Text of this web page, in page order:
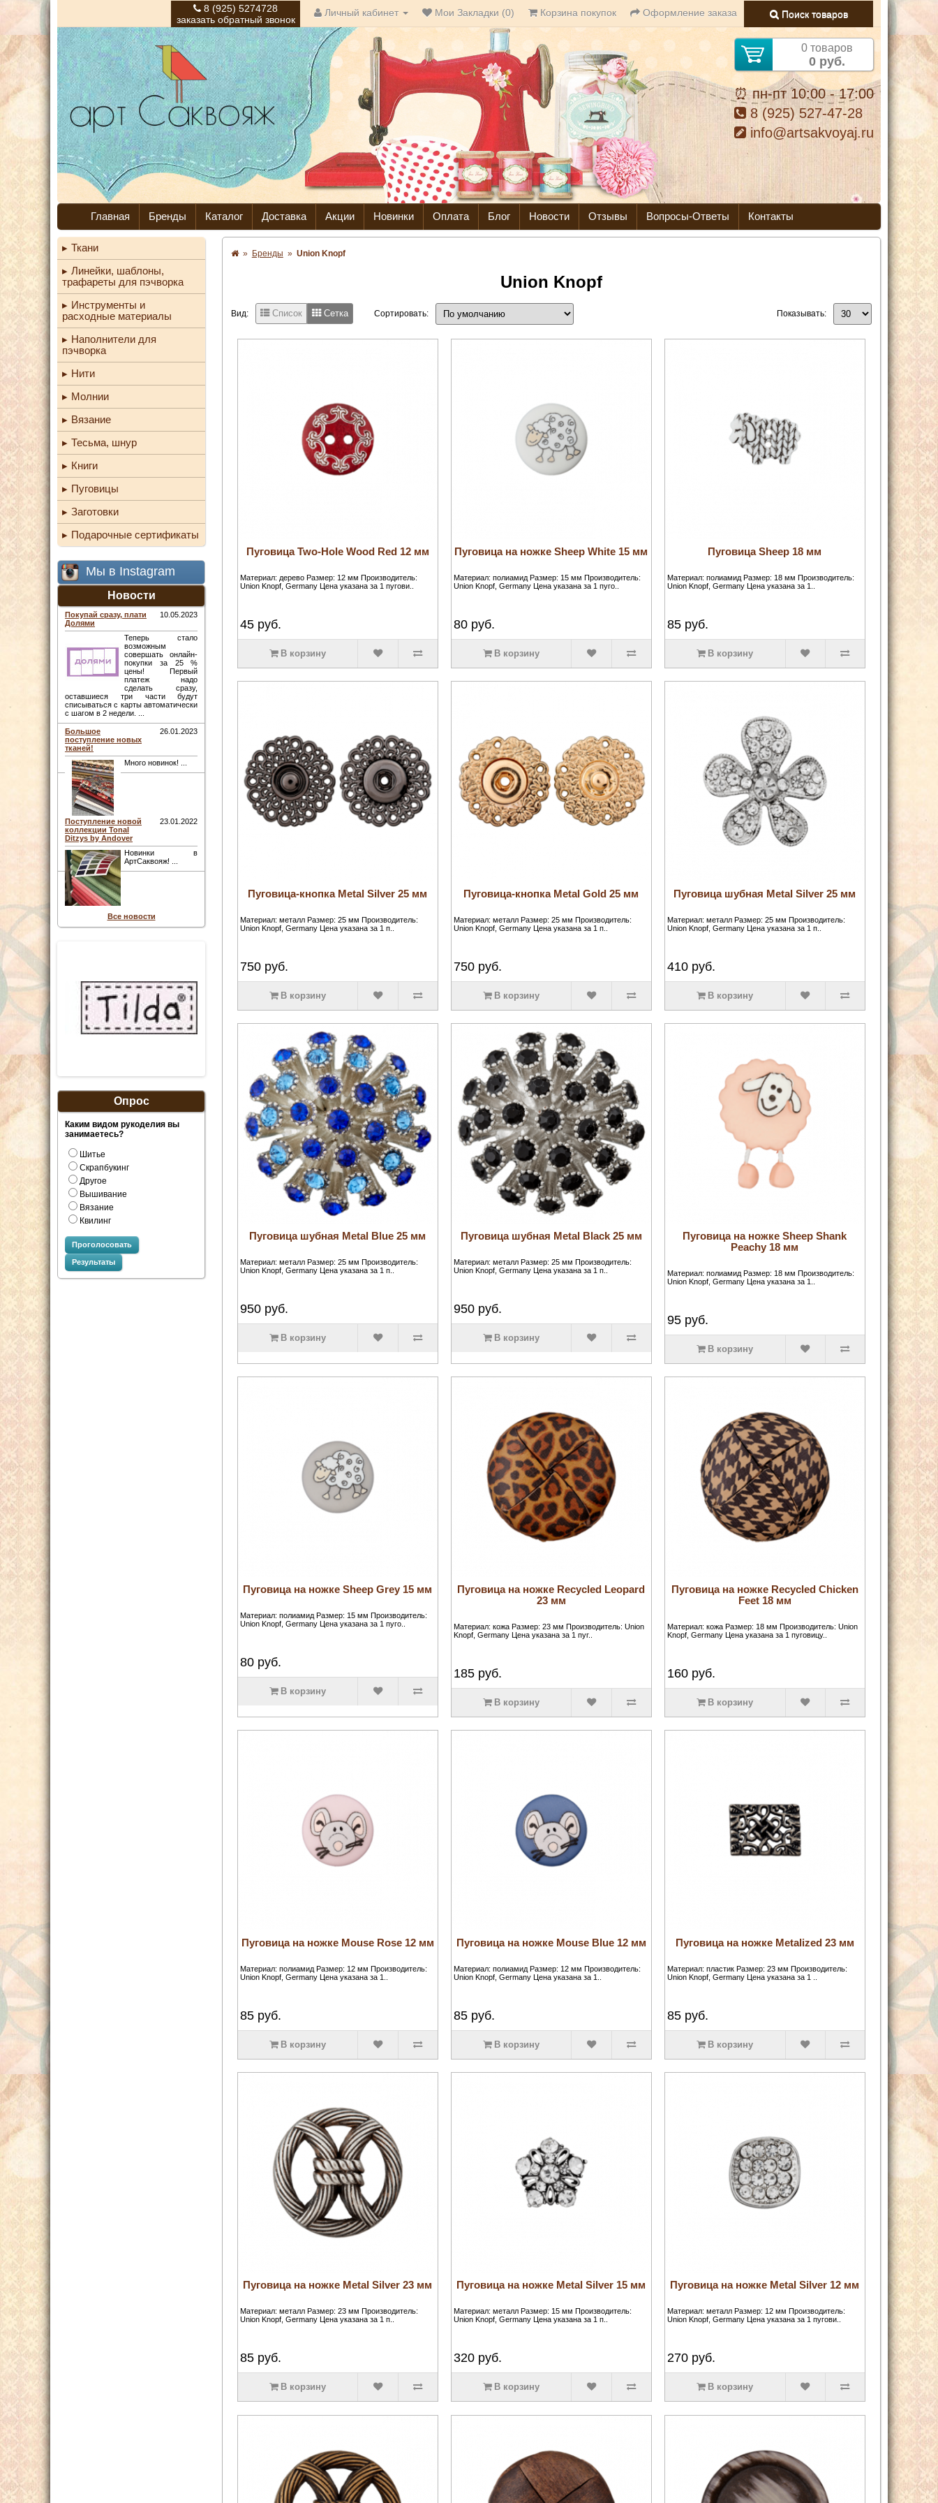
8 (925) 5274728
заказать обратный звонок
Личный кабинет Мои Закладки (0) Корзина покупок Оформление заказа Поиск товаров
0 товаров
0 руб.
⏰ пн-пт 10:00 - 17:00
8 (925) 527-47-28
info@artsakvoyaj.ru
Главная Бренды Каталог Доставка Акции Новинки Оплата Блог Новости Отзывы Вопросы-Ответы Контакты
Ткани
Линейки, шаблоны,
трафареты для пэчворка
Инструменты и
расходные материалы
Наполнители для
пэчворка
Нити
Молнии
Вязание
Тесьма, шнур
Книги
Пуговицы
Заготовки
Подарочные сертификаты
Мы в Instagram
Новости
Покупай сразу, плати
Долями
10.05.2023
Теперь стало
возможным
совершать онлайн-
покупки за 25 %
цены! Первый
платеж надо
сделать сразу,
оставшиеся три части будут
списываться с карты автоматически
с шагом в 2 недели. ...
Большое
поступление новых
тканей!
26.01.2023
Много новинок! ...
Поступление новой
коллекции Tonal
Ditzys by Andover
23.01.2022
Новинки в
АртСаквояж! ...
Все новости
Опрос
Каким видом рукоделия вы
занимаетесь?
Шитье
Скрапбукинг
Другое
Вышивание
Вязание
Квилинг
Проголосовать
Результаты
» Бренды » Union Knopf
Union Knopf
Вид: Список Сетка Сортировать: Показывать:
Пуговица Two-Hole Wood Red 12 мм
Материал: дерево Размер: 12 мм Производитель:
Union Knopf, Germany Цена указана за 1 пугови..
45руб.
В корзину
Пуговица на ножке Sheep White 15 мм
Материал: полиамид Размер: 15 мм Производитель:
Union Knopf, Germany Цена указана за 1 пуго..
80 руб.
В корзину
Пуговица Sheep 18 мм
Материал: полиамид Размер: 18 мм Производитель:
Union Knopf, Germany Цена указана за 1..
85 руб.
В корзину
Пуговица-кнопка Metal Silver 25 мм
Материал: металл Размер: 25 мм Производитель:
Union Knopf, Germany Цена указана за 1 п..
750руб.
В корзину
Пуговица-кнопка Metal Gold 25 мм
Материал: металл Размер: 25 мм Производитель:
Union Knopf, Germany Цена указана за 1 п..
750 руб.
В корзину
Пуговица шубная Metal Silver 25 мм
Материал: металл Размер: 25 мм Производитель:
Union Knopf, Germany Цена указана за 1 п..
410 руб.
В корзину
Пуговица шубная Metal Blue 25 мм
Материал: металл Размер: 25 мм Производитель:
Union Knopf, Germany Цена указана за 1 п..
950руб.
В корзину
Пуговица шубная Metal Black 25 мм
Материал: металл Размер: 25 мм Производитель:
Union Knopf, Germany Цена указана за 1 п..
950 руб.
В корзину
Пуговица на ножке Sheep Shank
Peachy 18 мм
Материал: полиамид Размер: 18 мм Производитель:
Union Knopf, Germany Цена указана за 1..
95 руб.
В корзину
Пуговица на ножке Sheep Grey 15 мм
Материал: полиамид Размер: 15 мм Производитель:
Union Knopf, Germany Цена указана за 1 пуго..
80руб.
В корзину
Пуговица на ножке Recycled Leopard
23 мм
Материал: кожа Размер: 23 мм Производитель: Union
Knopf, Germany Цена указана за 1 пуг..
185 руб.
В корзину
Пуговица на ножке Recycled Chicken
Feet 18 мм
Материал: кожа Размер: 18 мм Производитель: Union
Knopf, Germany Цена указана за 1 пуговицу..
160 руб.
В корзину
Пуговица на ножке Mouse Rose 12 мм
Материал: полиамид Размер: 12 мм Производитель:
Union Knopf, Germany Цена указана за 1..
85руб.
В корзину
Пуговица на ножке Mouse Blue 12 мм
Материал: полиамид Размер: 12 мм Производитель:
Union Knopf, Germany Цена указана за 1..
85 руб.
В корзину
Пуговица на ножке Metalized 23 мм
Материал: пластик Размер: 23 мм Производитель:
Union Knopf, Germany Цена указана за 1 ..
85 руб.
В корзину
Пуговица на ножке Metal Silver 23 мм
Материал: металл Размер: 23 мм Производитель:
Union Knopf, Germany Цена указана за 1 п..
85руб.
В корзину
Пуговица на ножке Metal Silver 15 мм
Материал: металл Размер: 15 мм Производитель:
Union Knopf, Germany Цена указана за 1 п..
320 руб.
В корзину
Пуговица на ножке Metal Silver 12 мм
Материал: металл Размер: 12 мм Производитель:
Union Knopf, Germany Цена указана за 1 пугови..
270 руб.
В корзину